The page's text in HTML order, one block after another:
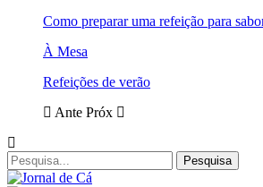
Como preparar uma refeição para
À Mesa
Refeições de verão
Ante Próx